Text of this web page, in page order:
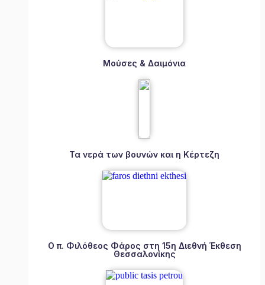
Μούσες & Δαιμόνια
Τα νερά των βουνών και η Κέρτεζη
Ο π. Φιλόθεος Φάρος στη 15η Διεθνή Έκθεση
Θεσσαλονίκης